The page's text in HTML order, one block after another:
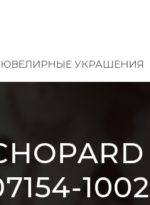
ЮВЕЛИРНЫЕ УКРАШЕНИЯ
1002